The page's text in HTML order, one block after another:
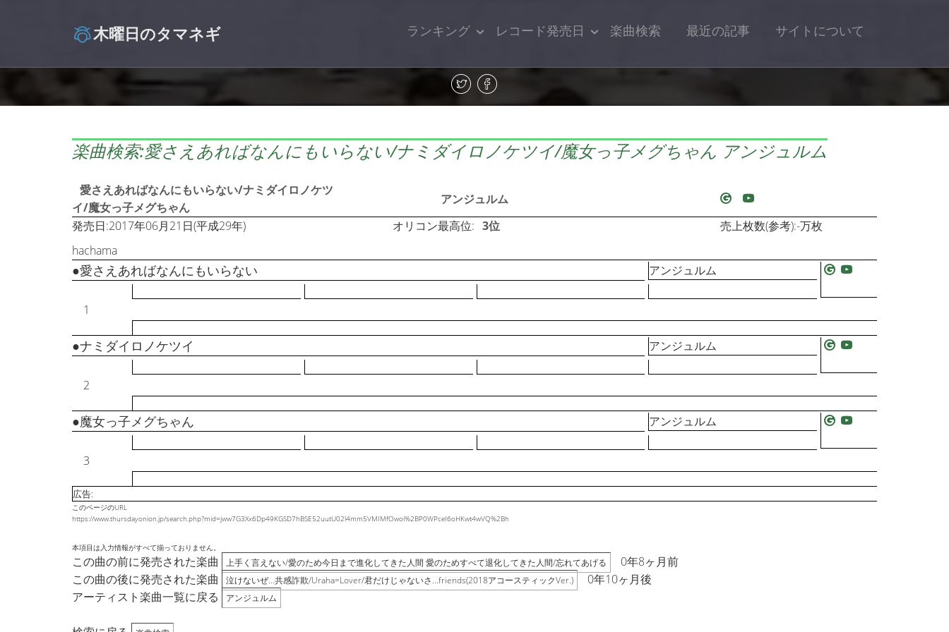
木曜日のタマネギ ランキング レコード発売日 楽曲検索 最近の記事 サイトについて
楽曲検索:愛さえあればなんにもいらない/ナミダイロノケツイ/魔女っ子メグちゃん アンジュルム
愛さえあればなんにもいらない/ナミダイロノケツ
イ/魔女っ子メグちゃん
アンジュルム
発売日:2017年06月21日(平成29年)
オリコン最高位: 3位
売上枚数(参考):-万枚
hachama
1
●愛さえあればなんにもいらない アンジュルム
2
●ナミダイロノケツイ アンジュルム
3
●魔女っ子メグちゃん アンジュルム
広告:
このページのURL
https://www.thursdayonion.jp/search.php?mid=jww7G3Xx6Dp49KGSD7hBSE52uutU02l4mm5VMIMfOwoi%2BP0WPceI6oHKwt4wVQ%2Bh
本項目は入力情報がすべて揃っておりません。
この曲の前に発売された楽曲 上手く言えない/愛のため今日まで進化してきた人間 愛のためすべて退化してきた人間/忘れてあげる
0年8ヶ月前
この曲の後に発売された楽曲
泣けないぜ…共感詐欺/Uraha=Lover/君だけじゃないさ...friends(2018アコースティックVer.)
0年10ヶ月後
アーティスト楽曲一覧に戻る
アンジュルム